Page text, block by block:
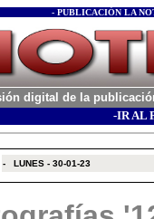
- PUBLICACIÓN LA
digital de la
-IR AL
- LUNES - 30-01-23